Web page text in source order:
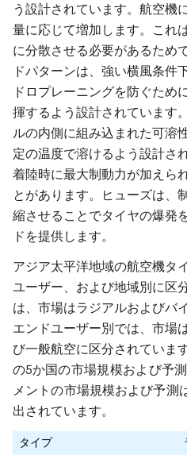
う設計されています。航空機
量に応じて増加します。これ
に分散させる必要があるため
ドパターンは、強い横風条件
ドロプレーニングを防ぐため
揮するよう設計されています
ルの内側に組み込まれた可溶
定の温度で溶けるよう設計さ
着陸時に最大制動力が加えら
とがあります。ヒューズは、
縮させることでタイヤの爆発
ドを提供します。
アジア太平洋地域の航空機タ
ユーザー、および地域別に区
は、市場はラジアルおよびバ
エンドユーザー別では、市場
び一般航空に区分されていま
の5か国の市場規模および予
メントの市場規模および予測
出されています。
タイプ